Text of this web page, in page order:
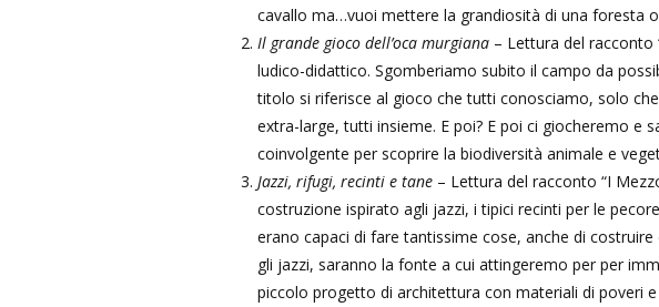
cavallo ma…vuoi mettere la grandiosità di una foresta
Il grande gioco dell’oca murgiana – Lettura del racconto
ludico-didattico. Sgomberiamo subito il campo da
titolo si riferisce al gioco che tutti conosciamo, solo
extra-large, tutti insieme. E poi? E poi ci giocheremo e
coinvolgente per scoprire la biodiversità animale e
Jazzi, rifugi, recinti e tane – Lettura del racconto “I
costruzione ispirato agli jazzi, i tipici recinti per le
erano capaci di fare tantissime cose, anche di
gli jazzi, saranno la fonte a cui attingeremo per per
piccolo progetto di architettura con materiali di poveri e